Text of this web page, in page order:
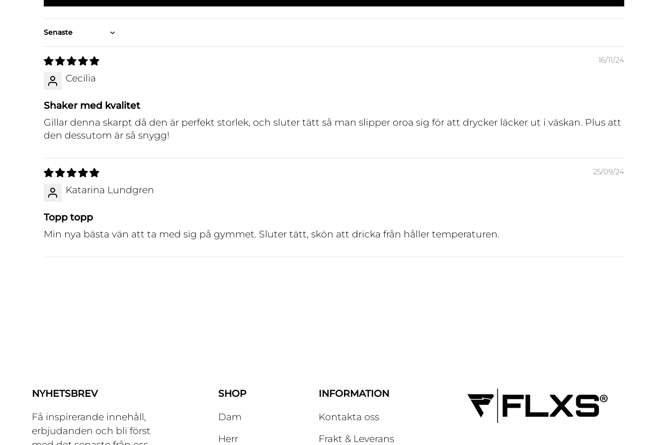
Sort by
16/11/24
Cecilia
Shaker med kvalitet
Gillar denna skarpt då den är perfekt storlek, och sluter tätt så man slipper oroa sig för att drycker läcker ut i väskan. Plus att
den dessutom är så snygg!
25/09/24
Katarina Lundgren
Topp topp
Min nya bästa vän att ta med sig på gymmet. Sluter tätt, skön att dricka från håller temperaturen.
NYHETSBREV
Få inspirerande innehåll,
erbjudanden och bli först
SHOP
Dam
Herr
INFORMATION
Kontakta oss
Frakt & Leverans